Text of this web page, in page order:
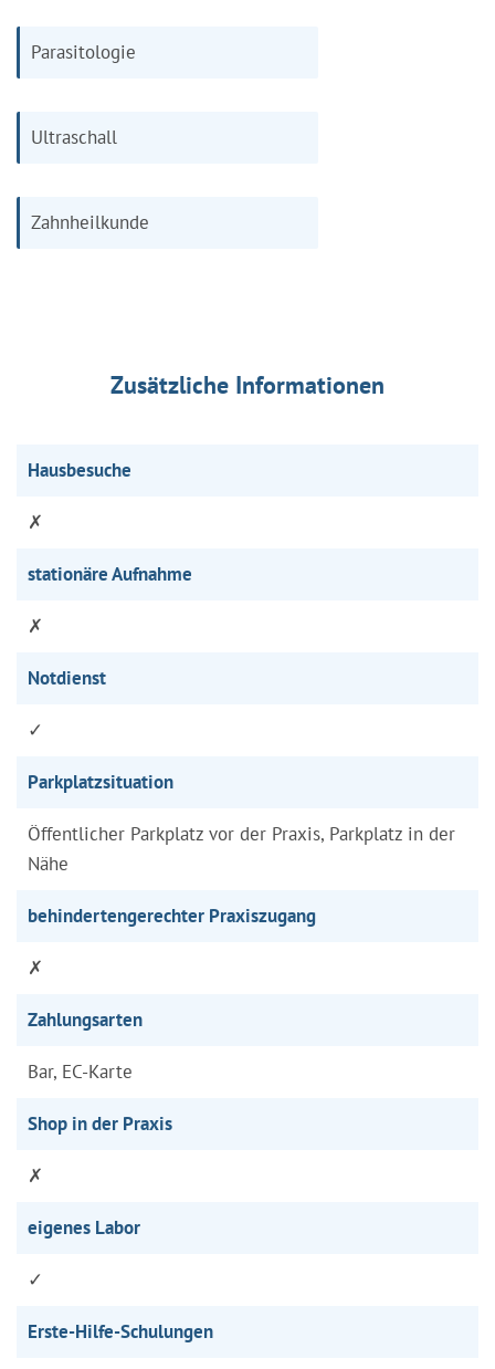
Parasitologie
Ultraschall
Zahnheilkunde
Zusätzliche Informationen
Hausbesuche
✗
stationäre Aufnahme
✗
Notdienst
✓
Parkplatzsituation
Öffentlicher Parkplatz vor der Praxis, Parkplatz in der
Nähe
behindertengerechter Praxiszugang
✗
Zahlungsarten
Bar, EC-Karte
Shop in der Praxis
✗
eigenes Labor
✓
Erste-Hilfe-Schulungen